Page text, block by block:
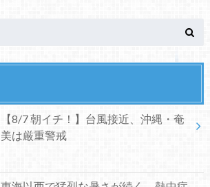
【8/7 朝イチ！】台風接近、沖縄・奄
美は厳重警戒